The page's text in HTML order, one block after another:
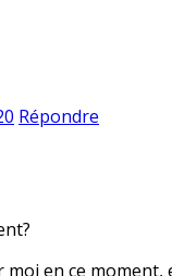
Répondre
en ce